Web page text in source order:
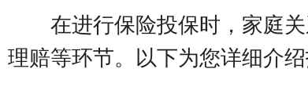
在进行保险投保时，家庭
理赔等环节。以下为您详细介